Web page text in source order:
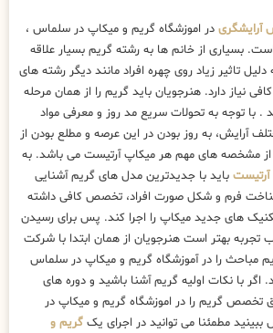
آرایشگری در اموزشگاه گریم و میکاپ در سلماس ،
بسیاری از خانم ها به رشته گریم بسیار علاقه
تاثیر زیاد روی چهره افراد مانند دیگر رشته های
نیاز دارد. هنرجویان باید گریم را از همان مرحله
. با توجه به تحولات سریع مد روز و معرفی مواد
آرایش، به روز بودن در این عرصه و مطلع بودن از
مشخصه های مهم هر میکاپ آرتیست می باشد. به
باید با جدیدترین مدل های گریم آشنایی
فرم و شکل صورت افراد، تخصص کافی داشته
های جدید میکاپ را اجرا کند. پس برای رسیدن
بهتر است هنرجویان از همان ابتدا با شرکت
مباحث را در آموزشگاه گریم و میکاپ در سلماس
اگر با نکات اولیه گریم آشنا باشید و دوره های
گریم را در اموزشگاه گریم و میکاپ در
مطمئنا می توانید در اجرای یک گریم و